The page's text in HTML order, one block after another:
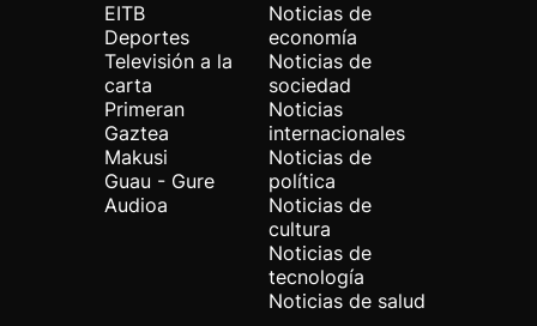
EITB
Deportes
Televisión a la
carta
Primeran
Gaztea
Makusi
Guau - Gure
Audioa
Noticias de
economía
Noticias de
sociedad
Noticias
internacionales
Noticias de
política
Noticias de
cultura
Noticias de
tecnología
Noticias de salud